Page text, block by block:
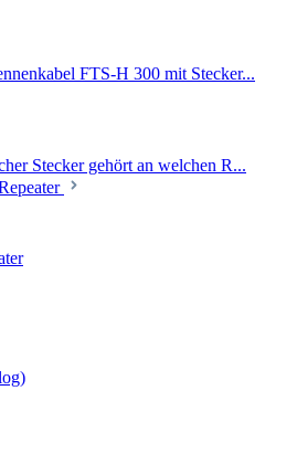
FTS-H 300 mit Stecker...
Stecker gehört an welchen R...